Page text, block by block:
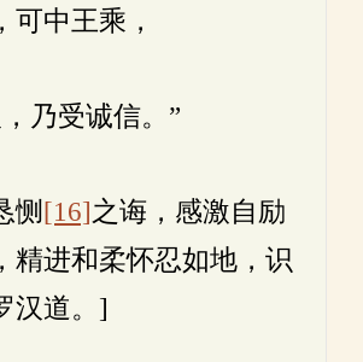
可中王乘，
乃受诚信。”
恻 [16]之诲，感激自励
精进和柔怀忍如地，识
汉道。]